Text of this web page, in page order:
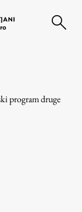
program druge